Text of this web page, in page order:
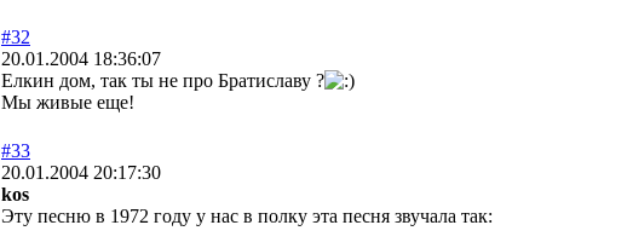
#32
20.01.2004 18:36:07
Елкин дом, так ты не про Братиславу ?
Мы живые еще!
#33
20.01.2004 20:17:30
kos
Эту песню в 1972 году у нас в полку эта песня звучала так: